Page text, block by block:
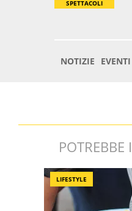
POTREBBE
LIFESTYLE